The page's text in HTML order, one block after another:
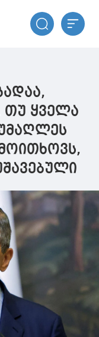
თუ ყველა